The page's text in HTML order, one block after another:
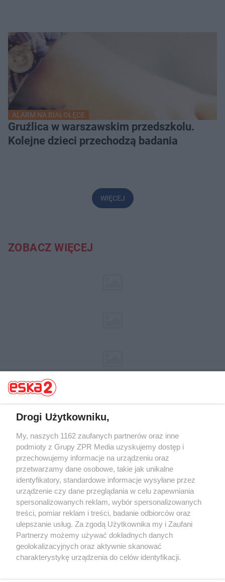
ALARM NA BIAŁOŁĘCE
Gruźlica w warszawskim przedszkolu.
Kolejne dzieci przechodzą badania
WIĘCEJ
ZOBACZ WIĘCEJ
Żaden utwór zamieszczony w serwisie nie może być powielany i
rozpowszechniany lub dalej rozpowszechniany w jakikolwiek sposób (w
tym także elektroniczny lub mechaniczny) na jakimkolwiek polu
eksploatacji w jakiejkolwiek formie, włącznie z umieszczaniem w
Internecie bez pisemnej zgody właściciela praw. Jakiekolwiek użycie lub
wykorzystanie utworów w całości lub w części z naruszeniem prawa,
tzn. bez właściwej zgody, jest zabronione pod groźbą kary i może być
ścigane prawnie.
Drogi Użytkowniku,
My, naszych 1162 zaufanych partnerów oraz inne
podmioty z Grupy ZPR Media uzyskujemy dostęp i
przechowujemy informacje na urządzeniu oraz
przetwarzamy dane osobowe, takie jak unikalne
identyfikatory, standardowe informacje wysyłane przez
urządzenie czy dane przeglądania w celu zapewniania
spersonalizowanych reklam, wybór spersonalizowanych
treści, pomiar reklam i treści, badanie odbiorców oraz
ulepszanie usług. Za zgodą Użytkownika my i Zaufani
Partnerzy możemy używać dokładnych danych
geolokalizacyjnych oraz aktywnie skanować
charakterystykę urządzenia do celów identyfikacji.